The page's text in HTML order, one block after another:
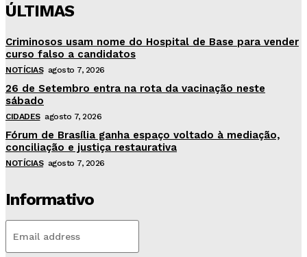
ÚLTIMAS
Criminosos usam nome do Hospital de Base para vender
curso falso a candidatos
NOTÍCIAS agosto 7, 2026
26 de Setembro entra na rota da vacinação neste
sábado
CIDADES agosto 7, 2026
Fórum de Brasília ganha espaço voltado à mediação,
conciliação e justiça restaurativa
NOTÍCIAS agosto 7, 2026
Informativo